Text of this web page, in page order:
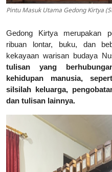
Pintu Masuk Utama Gedong Kirtya
Gedong Kirtya merupakan
ribuan lontar, buku, dan
kekayaan warisan budaya
tulisan yang
kehidupan manusia,
silsilah keluarga,
dan tulisan lainnya.